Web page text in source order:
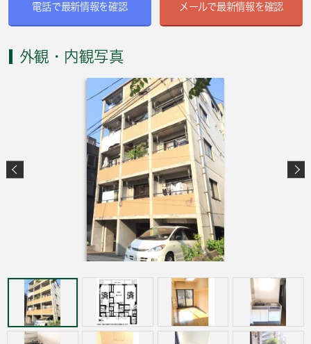
電話で最新情報を確認 メールで最新情報を確認
外観・内観写真